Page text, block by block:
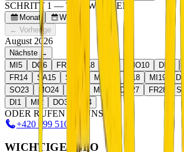
SCHRITT 1 — TAG WÄHLEN
Monat
Woche
← Vorherige
August 2026
Nächste →
MI 5 DO 6 FR SA8 MO10 DI
FR14 SA15 SO MO 18 MI 19 DO
SO23 MO24 25 MI DO 27 FR28 SA
DI 1 MI 2 DO3 4
ODER RUFEN SIE UNS AN
+420 799 510 277
WICHTIGE INFO